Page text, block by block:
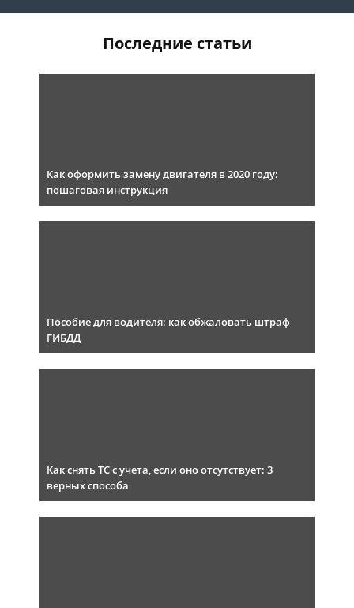
Последние статьи
Как оформить замену двигателя в 2020 году:
пошаговая инструкция
Пособие для водителя: как обжаловать штраф
ГИБДД
Как снять ТС с учета, если оно отсутствует: 3
верных способа